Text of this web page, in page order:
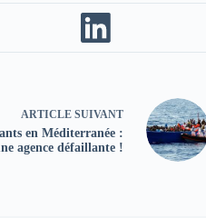
ARTICLE SUIVANT
en Méditerranée :
agence défaillante !